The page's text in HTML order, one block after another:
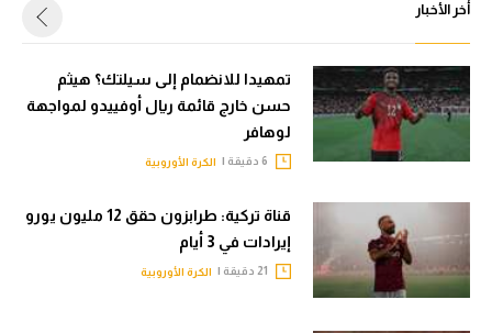
أخر الأخبار
تمهيدا للانضمام إلى سيلتك؟ هيثم
حسن خارج قائمة ريال أوفييدو لمواجهة
لوهافر
الكرة الأوروبية
قناة تركية: طرابزون حقق 12 مليون يورو
إيرادات في 3 أيام
الكرة الأوروبية